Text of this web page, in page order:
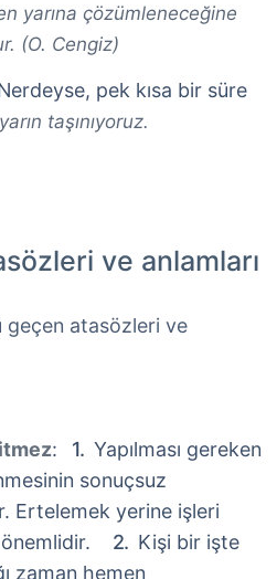
yarına çözümleneceğine
(O. Cengiz)
pek kısa bir süre
taşınıyoruz.
ve anlamları
geçen atasözleri ve
:
Yapılması gereken
sonuçsuz
Ertelemek yerine işleri
Kişi bir işte
zaman hemen